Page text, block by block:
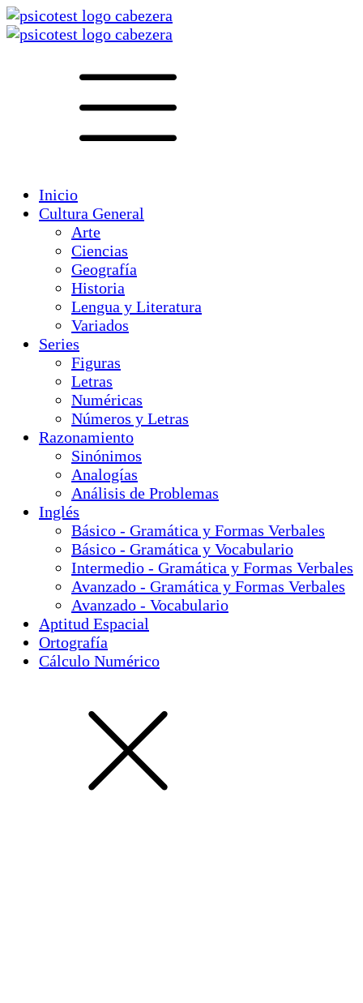
Inicio
Cultura General
Arte
Ciencias
Geografía
Historia
Lengua y Literatura
Variados
Series
Figuras
Letras
Numéricas
Números y Letras
Razonamiento
Sinónimos
Analogías
Análisis de Problemas
Inglés
Básico - Gramática y Formas Verbales
Básico - Gramática y Vocabulario
Intermedio - Gramática y Formas Verbales
Avanzado - Gramática y Formas Verbales
Avanzado - Vocabulario
Aptitud Espacial
Ortografía
Cálculo Numérico